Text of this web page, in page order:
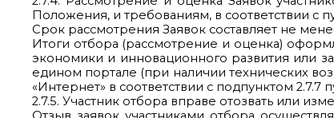
Положения, и требованиям, в соответствии с
Срок рассмотрения Заявок составляет не
Итоги отбора (рассмотрение и оценка)
экономики и инновационного развития или
едином портале (при наличии технических
«Интернет» в соответствии с подпунктом 2.7.7
2.7.5. Участник отбора вправе отозвать или